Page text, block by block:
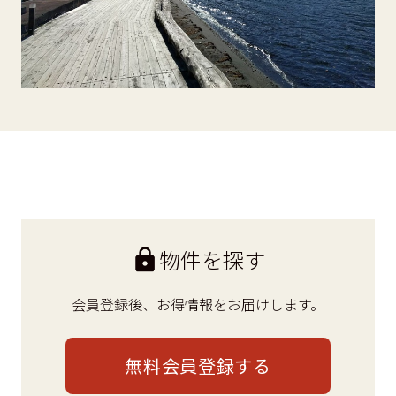
物件を探す
会員登録後、 お得情報をお届けします。
無料会員登録する